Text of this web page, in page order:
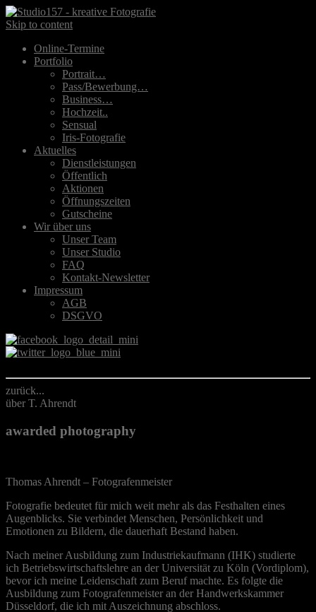
Skip to content
Online-Termine
Portfolio
Portrait…
Pass/Bewerbung…
Business…
Hochzeit..
Sensual
Iris-Fotografie
Aktuelles
Dienstleistungen
Öffentlich
Aktionen
Öffnungszeiten
Gutscheine
Wir über uns
Unser Team
Unser Studio
FAQ
Kontakt-Newsletter
Impressum
AGB
DSGVO
zurück...
über T. Ahrendt
awarded photography
Thomas Ahrendt – Fotografenmeister
Fotografie bedeutet für mich weit mehr als das Festhalten eines
Augenblicks. Sie verbindet Menschen, Persönlichkeit und
Emotionen zu Bildern, die dauerhaft Bestand haben.
Nach meiner Ausbildung zum Industriekaufmann (IHK) studierte
ich Betriebswirtschaftslehre an der Universität zu Köln (Vordiplom),
bevor ich meine Leidenschaft zum Beruf machte. Es folgte die
Ausbildung zum Fotografenmeister an der Handwerkskammer
Düsseldorf, die ich mit Auszeichnung abschloss.